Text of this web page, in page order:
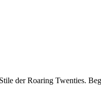
der Roaring Twenties.